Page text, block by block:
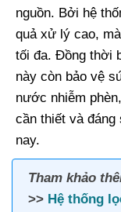
nguồn. Bởi hệ
quả xử lý cao,
tối đa. Đồng thời
này còn bảo vệ
nước nhiễm
cần thiết và đáng
nay.
Tham khảo
>> Hệ thống